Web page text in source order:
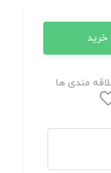
مندی ها